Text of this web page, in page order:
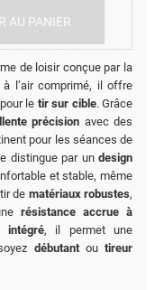
AU PANIER
de loisir conçue par la
à l’air comprimé, il offre
pour le tir sur cible. Grâce
précision avec des
pour les séances de
distingue par un design
et stable, même
de matériaux robustes,
résistance accrue à
intégré, il permet une
débutantoutireur